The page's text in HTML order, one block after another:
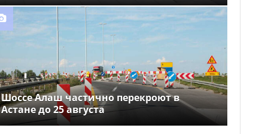
Шоссе Алаш частично перекроют в
Астане до 25 августа